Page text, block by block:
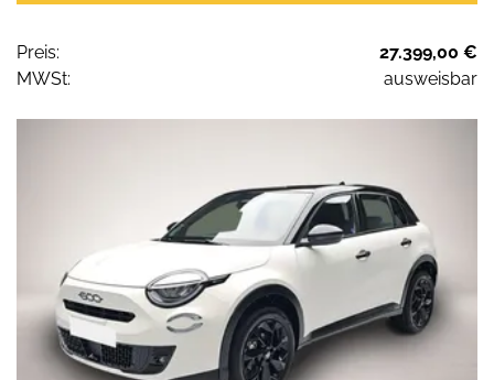
Preis:
27.399,00 €
MWSt:
ausweisbar